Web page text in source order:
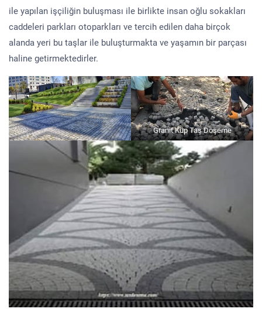
ile yapılan işçiliğin buluşması ile birlikte insan oğlu sokakları
caddeleri parkları otoparkları ve tercih edilen daha birçok
alanda yeri bu taşlar ile buluşturmakta ve yaşamın bir parçası
haline getirmektedirler.
Granit Küp Taş Döşeme